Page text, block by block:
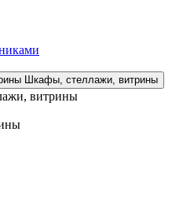
Шкафы, стеллажи, витрины